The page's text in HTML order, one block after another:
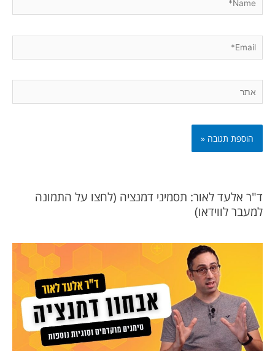
ד"ר אלעד לאור: תסמיני דמנציה (לחצו על התמונה
למעבר לווידאו)
Email*